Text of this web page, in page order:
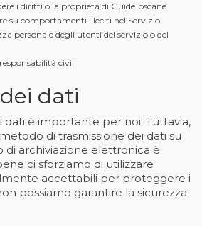
i diritti o la proprietà di GuideToscane
su comportamenti illeciti nel Servizio
personale degli utenti del servizio o del
civil
dati
dati è importante per noi. Tuttavia,
di trasmissione dei dati su
archiviazione elettronica è
ci sforziamo di utilizzare
accettabili per proteggere i
possiamo garantire la sicurezza